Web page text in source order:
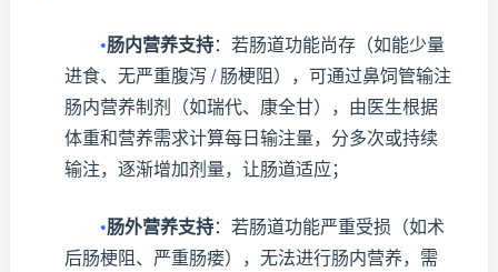
•肠内营养支持：若肠道功能尚存（如能少量
进食、无严重腹泻 / 肠梗阻），可通过鼻饲管输注
肠内营养制剂（如瑞代、康全甘），由医生根据
体重和营养需求计算每日输注量，分多次或持续
输注，逐渐增加剂量，让肠道适应；
•肠外营养支持：若肠道功能严重受损（如术
后肠梗阻、严重肠瘘），无法进行肠内营养，需